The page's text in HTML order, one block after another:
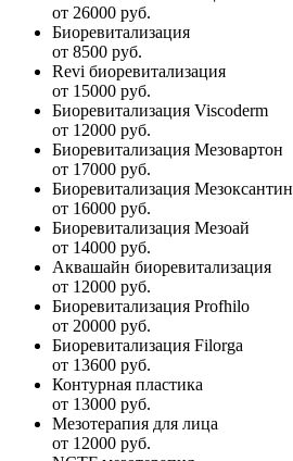
от 26000 руб.
Биоревитализация
от 8500 руб.
Revi биоревитализация
от 15000 руб.
Биоревитализация Viscoderm
от 12000 руб.
Биоревитализация Мезовартон
от 17000 руб.
Биоревитализация Мезоксантин
от 16000 руб.
Биоревитализация Мезоай
от 14000 руб.
Аквашайн биоревитализация
от 12000 руб.
Биоревитализация Profhilo
от 20000 руб.
Биоревитализация Filorga
от 13600 руб.
Контурная пластика
от 13000 руб.
Мезотерапия для лица
от 12000 руб.